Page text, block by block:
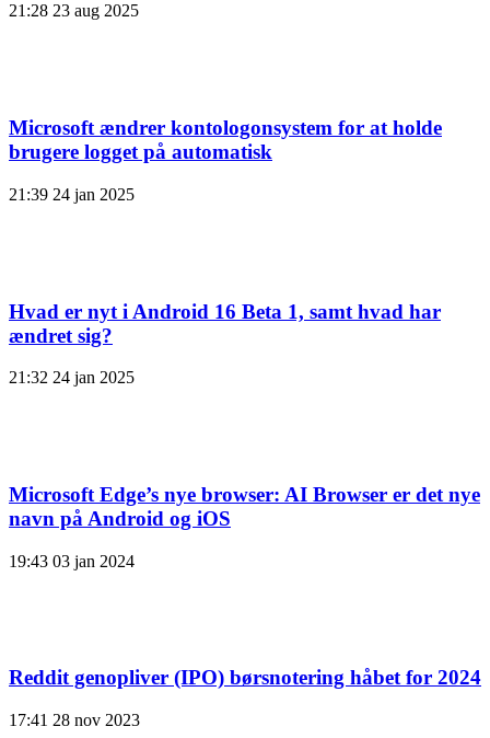
21:28 23 aug 2025
Microsoft ændrer kontologonsystem for at holde
brugere logget på automatisk
21:39 24 jan 2025
Hvad er nyt i Android 16 Beta 1, samt hvad har
ændret sig?
21:32 24 jan 2025
Microsoft Edge’s nye browser: AI Browser er det nye
navn på Android og iOS
19:43 03 jan 2024
Reddit genopliver (IPO) børsnotering håbet for 2024
17:41 28 nov 2023